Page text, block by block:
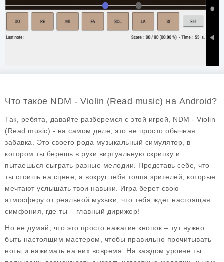
Что такое NDM - Violin (Read music) на Android?
Так, ребята, давайте разберемся с этой игрой, NDM - Violin
(Read music) - на самом деле, это не просто обычная
забавка. Это своего рода музыкальный симулятор, в
котором ты берешь в руки виртуальную скрипку и
пытаешься сыграть разные мелодии. Представь себе, что
ты стоишь на сцене, а вокруг тебя толпа зрителей, которые
мечтают услышать твои навыки. Игра берет свою
атмосферу от реальной музыки, что тебя ждет настоящая
симфония, где ты – главный дирижер!
Но не думай, что это просто нажатие кнопок – тут нужно
быть настоящим мастером, чтобы правильно прочитывать
ноты и нажимать на них вовремя. На каждом уровне ты